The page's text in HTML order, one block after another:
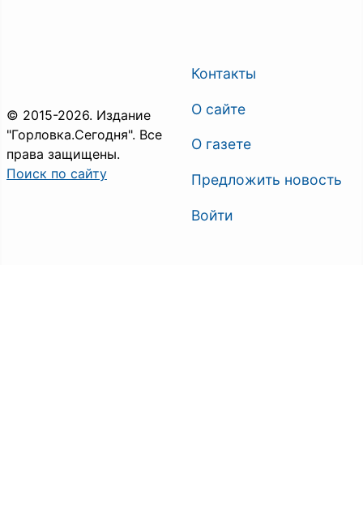
© 2015-2026. Издание
"Горловка.Сегодня". Все
права защищены.
Поиск по сайту
Контакты
О сайте
О газете
Предложить новость
Войти